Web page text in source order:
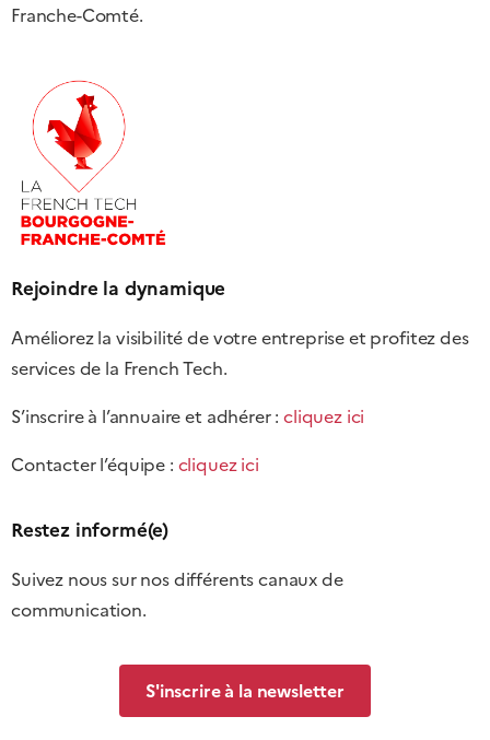
Franche-Comté.
Rejoindre la dynamique
Améliorez la visibilité de votre entreprise et profitez des
services de la French Tech.
S’inscrire à l’annuaire et adhérer :cliquez ici
Contacter l’équipe : cliquez ici
Restez informé(e)
Suivez nous sur nos différents canaux de
communication.
S'inscrire à la newsletter